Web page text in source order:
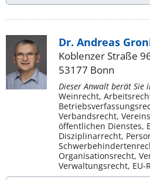
Dr. Andreas
Koblenzer Straße
53177 Bonn
Dieser Anwalt berät Sie
Weinrecht,
Verbandsrecht,
öffentlichen Dienstes,
Disziplinarrecht,
Organisationsrecht,
Verwaltungsrecht, EU-